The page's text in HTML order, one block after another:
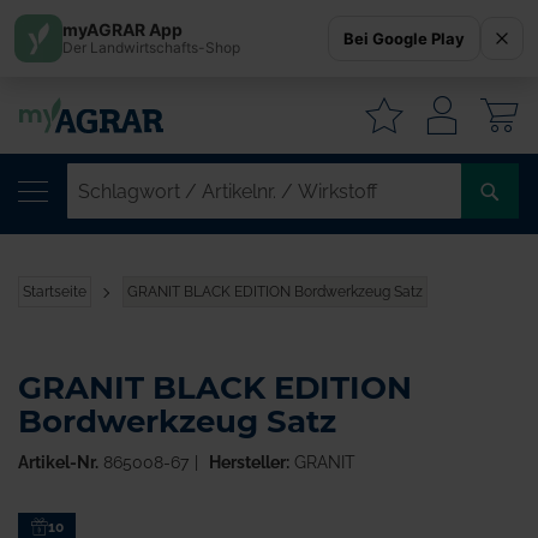
Startseite GRANIT BLACK EDITION Bordwerkzeug Satz
Zum10
GRANIT BLACK EDITION
Bordwerkzeug Satz
Artikel-Nr. 865008-67 Hersteller:GRANIT
myAGRAR App
Der Landwirtschafts-Shop Bei Google Play